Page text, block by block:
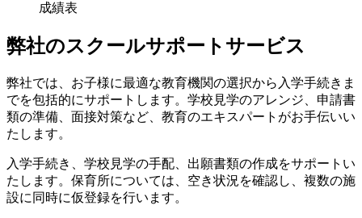
成績表
弊社のスクールサポートサービス
弊社では、お子様に最適な教育機関の選択から入学手続きま
でを包括的にサポートします。学校見学のアレンジ、申請書
類の準備、面接対策など、教育のエキスパートがお手伝いい
たします。
入学手続き、学校見学の手配、出願書類の作成をサポートい
たします。保育所については、空き状況を確認し、複数の施
設に同時に仮登録を行います。